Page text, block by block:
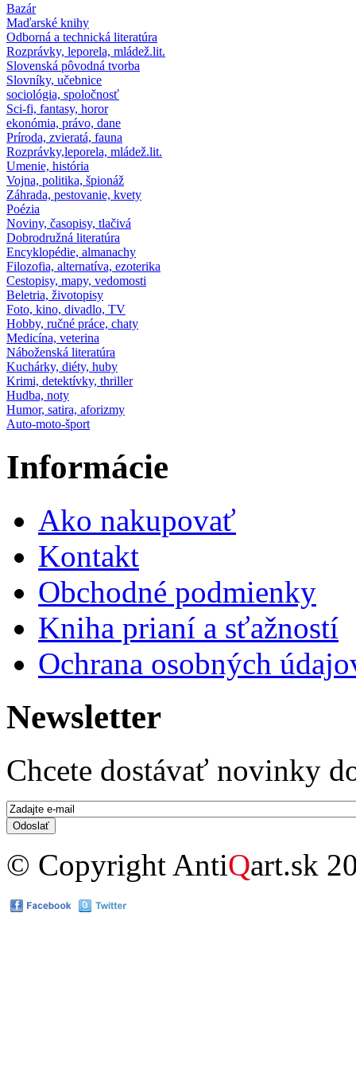
Bazár
Maďarské knihy
Odborná a technická literatúra
Rozprávky, leporela, mládež.lit.
Slovenská pôvodná tvorba
Slovníky, učebnice
sociológia, spoločnosť
Sci-fi, fantasy, horor
ekonómia, právo, dane
Príroda, zvieratá, fauna
Rozprávky,leporela, mládež.lit.
Umenie, história
Vojna, politika, špionáž
Záhrada, pestovanie, kvety
Poézia
Noviny, časopisy, tlačivá
Dobrodružná literatúra
Encyklopédie, almanachy
Filozofia, alternatíva, ezoterika
Cestopisy, mapy, vedomosti
Beletria, životopisy
Foto, kino, divadlo, TV
Hobby, ručné práce, chaty
Medicína, veterina
Náboženská literatúra
Kuchárky, diéty, huby
Krimi, detektívky, thriller
Hudba, noty
Humor, satira, aforizmy
Auto-moto-šport
Informácie
Ako nakupovať
Kontakt
Obchodné podmienky
Kniha prianí a sťažností
Ochrana osobných
Newsletter
Chcete dostávať novinky
E-mail*
© Copyright AntiQart.sk